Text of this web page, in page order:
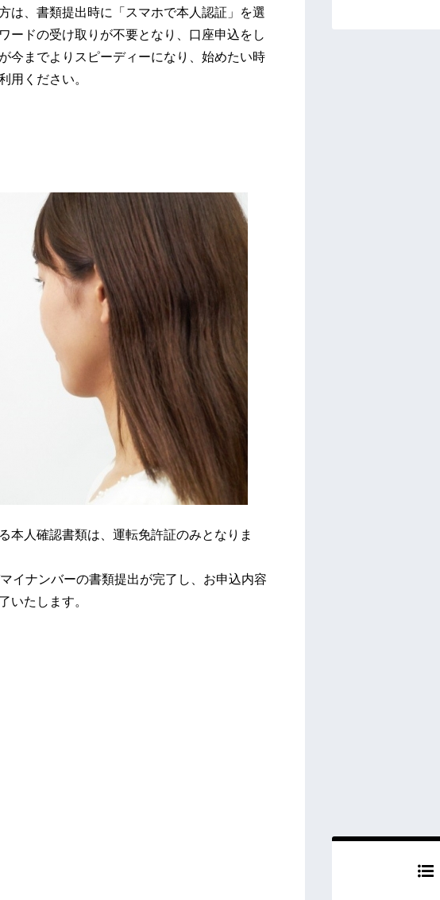
は、書類提出時に「スマホで本人認証」を選
ードの受け取りが不要となり、口座申込をし
今までよりスピーディーになり、始めたい時
用ください。
本人確認書類は、運転免許証のみとなりま
イナンバーの書類提出が完了し、お申込内容
いたします。